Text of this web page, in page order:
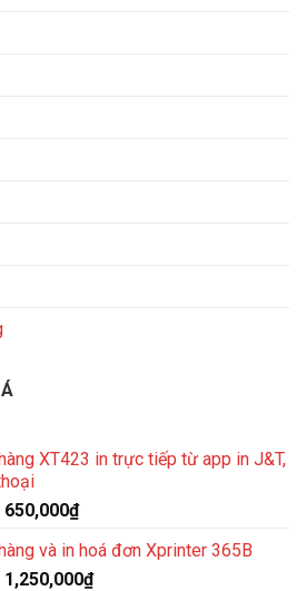
XT423 in trực tiếp từ app in J&T,
Giá
là:
1,100,000₫.
650,000₫Giá
tại
là:
và in hoá đơn Xprinter 365B
Giá
1,250,000₫Giá